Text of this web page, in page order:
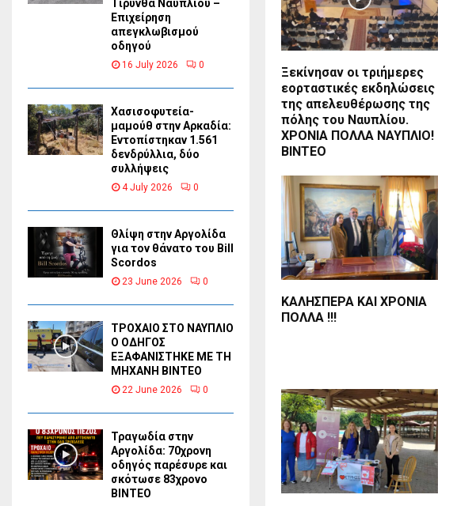
Ξεκίνησαν οι τριήμερες
εορταστικές εκδηλώσεις
της απελευθέρωσης της
πόλης του Ναυπλίου.
ΧΡΟΝΙΑ ΠΟΛΛΑ ΝΑΥΠΛΙΟ!
ΒΙΝΤΕΟ
ΚΑΛΗΣΠΕΡΑ ΚΑΙ ΧΡΟΝΙΑ
ΠΟΛΛΑ !!!
Τίρυνθα Ναυπλίου –
Επιχείρηση
απεγκλωβισμού
οδηγού
16 July 2026 0
Χασισοφυτεία-
μαμούθ στην Αρκαδία:
Εντοπίστηκαν 1.561
δενδρύλλια, δύο
συλλήψεις
4 July 2026 0
Θλίψη στην Αργολίδα
για τον θάνατο του Bill
Scordos
23 June 2026 0
ΤΡΟΧΑΙΟ ΣΤΟ ΝΑΥΠΛΙΟ
Ο ΟΔΗΓΟΣ
ΕΞΑΦΑΝΙΣΤΗΚΕ ΜΕ ΤΗ
ΜΗΧΑΝΗ ΒΙΝΤΕΟ
22 June 2026 0
Τραγωδία στην
Αργολίδα: 70χρονη
οδηγός παρέσυρε και
σκότωσε 83χρονο
ΒΙΝΤΕΟ